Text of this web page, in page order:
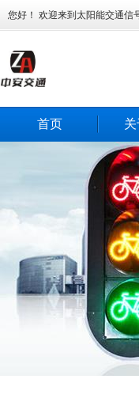
您好！ 欢迎来到太阳能交通信
首页